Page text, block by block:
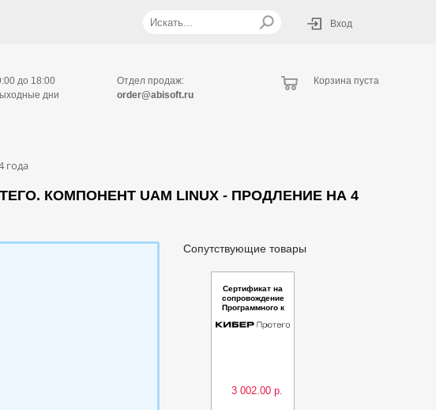
Вход
до 18:00
дни
Отдел продаж:
order@abisoft.ru
Корзина пуста
года
КОМПОНЕНТ UAM LINUX - ПРОДЛЕНИЕ НА 4
Сопутствующие товары
Сертификат на
сопровождение
Программного к
Протего. Компон
3 002.00 р.